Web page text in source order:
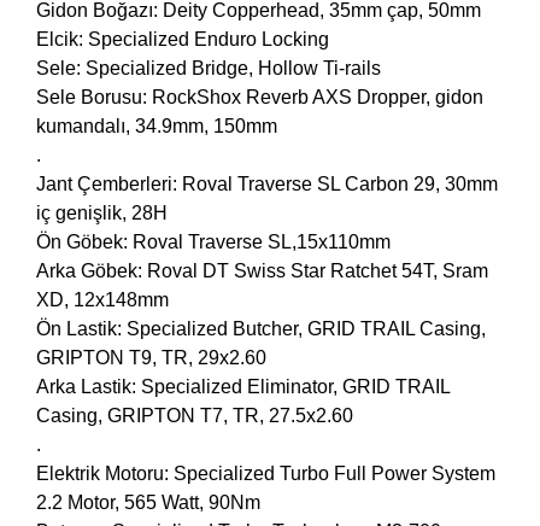
Gidon Boğazı: Deity Copperhead, 35mm çap, 50mm
Elcik: Specialized Enduro Locking
Sele: Specialized Bridge, Hollow Ti-rails
Sele Borusu: RockShox Reverb AXS Dropper, gidon
kumandalı, 34.9mm, 150mm
.
Jant Çemberleri: Roval Traverse SL Carbon 29, 30mm
iç genişlik, 28H
Ön Göbek: Roval Traverse SL,15x110mm
Arka Göbek: Roval DT Swiss Star Ratchet 54T, Sram
XD, 12x148mm
Ön Lastik: Specialized Butcher, GRID TRAIL Casing,
GRIPTON T9, TR, 29x2.60
Arka Lastik: Specialized Eliminator, GRID TRAIL
Casing, GRIPTON T7, TR, 27.5x2.60
.
Elektrik Motoru: Specialized Turbo Full Power System
2.2 Motor, 565 Watt, 90Nm